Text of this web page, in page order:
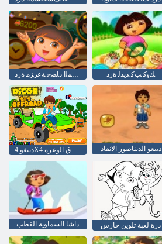
ﻢﺳﻮﻤﻟﺍ ﺩﺎﺼﺣ ﺔﻋﺭﺰﻣ ﺓﺭﺩ ﻚﻴﻛ ﺐﻛ ﺬﻳﺬﻟ ﺓﺭﺩ
دييغو الديناصور الانقاذ
داشا السماوية القطب درة لعبة تلوين حارس